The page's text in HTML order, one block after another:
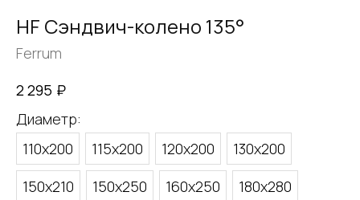
HF Сэндвич-колено 135°
Ferrum
2 295 ₽
Диаметр:
110х200
115х200 120х200
130х200
150х210
150х250 160х250
180х280